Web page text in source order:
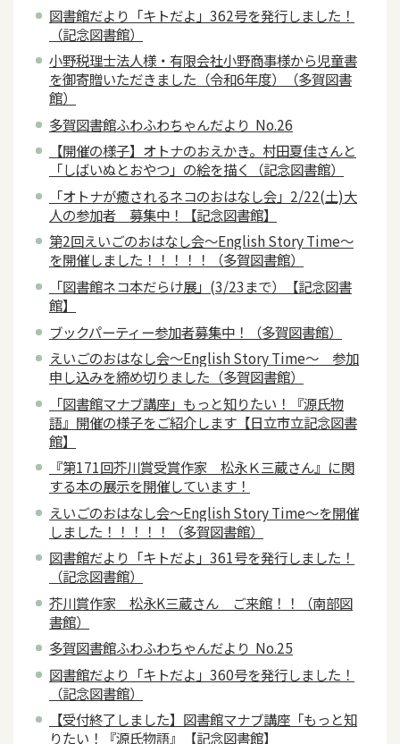
図書館だより「キトだよ」362号を発行しました！
（記念図書館）
小野税理士法人様・有限会社小野商事様から児童書
を御寄贈いただきました（令和6年度）（多賀図書
館）
多賀図書館ふわふわちゃんだより No.26
【開催の様子】オトナのおえかき。村田夏佳さんと
「しばいぬとおやつ」の絵を描く（記念図書館）
「オトナが癒されるネコのおはなし会」2/22(土)大
人の参加者 募集中！【記念図書館】
第2回えいごのおはなし会～English Story Time～
を開催しました！！！！！（多賀図書館）
「図書館ネコ本だらけ展」(3/23まで）【記念図書
館】
ブックパーティー参加者募集中！（多賀図書館）
えいごのおはなし会～English Story Time～ 参加
申し込みを締め切りました（多賀図書館）
「図書館マナブ講座」もっと知りたい！『源氏物
語』開催の様子をご紹介します【日立市立記念図書
館】
『第171回芥川賞受賞作家 松永Ｋ三蔵さん』に関
する本の展示を開催しています！
えいごのおはなし会～English Story Time～を開催
しました！！！！！（多賀図書館）
図書館だより「キトだよ」361号を発行しました！
（記念図書館）
芥川賞作家 松永K三蔵さん ご来館！！（南部図
書館）
多賀図書館ふわふわちゃんだより No.25
図書館だより「キトだよ」360号を発行しました！
（記念図書館）
【受付終了しました】図書館マナブ講座「もっと知
りたい！『源氏物語』【記念図書館】